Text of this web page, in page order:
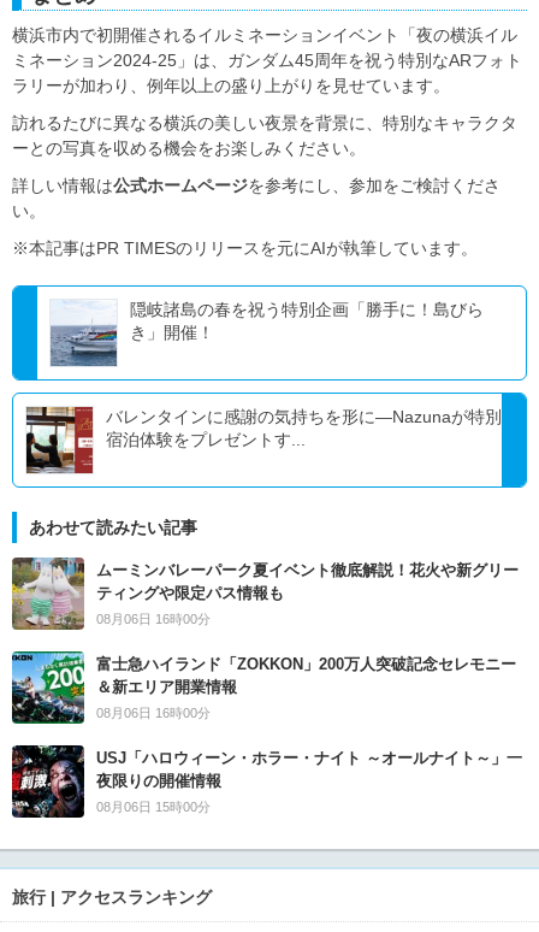
横浜市内で初開催されるイルミネーションイベント「夜の横浜イル
ミネーション2024-25」は、ガンダム45周年を祝う特別なARフォト
ラリーが加わり、例年以上の盛り上がりを見せています。
訪れるたびに異なる横浜の美しい夜景を背景に、特別なキャラクタ
ーとの写真を収める機会をお楽しみください。
詳しい情報は公式ホームページを参考にし、参加をご検討くださ
い。
※本記事はPR TIMESのリリースを元にAIが執筆しています。
隠岐諸島の春を祝う特別企画「勝手に！島びら
き」開催！
バレンタインに感謝の気持ちを形に―Nazunaが特別
宿泊体験をプレゼントす...
あわせて読みたい記事
ムーミンバレーパーク夏イベント徹底解説！花火や新グリー
ティングや限定パス情報も
08月06日 16時00分
富士急ハイランド「ZOKKON」200万人突破記念セレモニー
＆新エリア開業情報
08月06日 16時00分
USJ「ハロウィーン・ホラー・ナイト ～オールナイト～」一
夜限りの開催情報
08月06日 15時00分
旅行 | アクセスランキング